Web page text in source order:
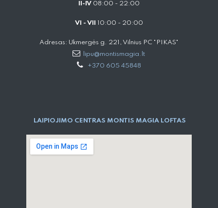
II-IV 08:00 - 22:00
VI - VII 10:00 - 20:00
Adresas: Ukmergės g. 221, Vilnius PC "PIKAS"
lipu@montismagia.lt
+370 605 45848
LAIPIOJIMO CENTRAS MONTIS MAGIA LOFTAS